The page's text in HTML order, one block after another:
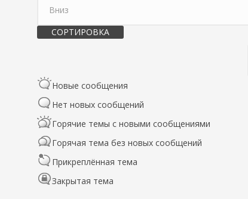
Новые сообщения
Нет новых сообщений
Горячие темы с новыми сообщениями
Горячая тема без новых сообщений
Прикреплённая тема
Закрытая тема